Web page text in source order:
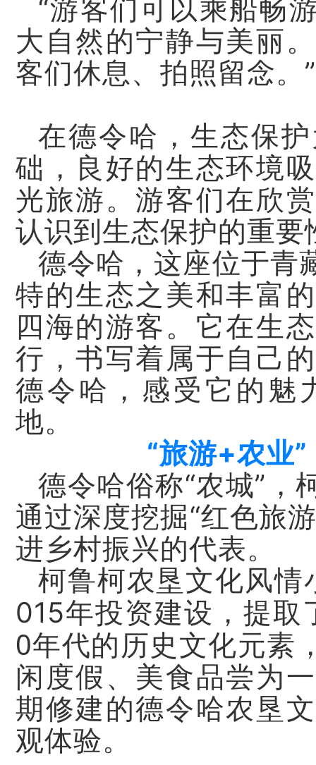
“游客们可以乘船畅
大自然的宁静与美丽
客们休息、拍照留念。”
在德令哈，生态保
础，良好的生态环境
光旅游。游客们在欣
认识到生态保护的重
德令哈，这座位于青
特的生态之美和丰富
四海的游客。它在生
行，书写着属于自己
德令哈，感受它的魅
地。
“旅游+农业
德令哈俗称“农城”，
通过深度挖掘“红色旅
进乡村振兴的代表。
柯鲁柯农垦文化风
015年投资建设，提
0年代的历史文化元素
闲度假、美食品尝为
期修建的德令哈农垦
观体验。